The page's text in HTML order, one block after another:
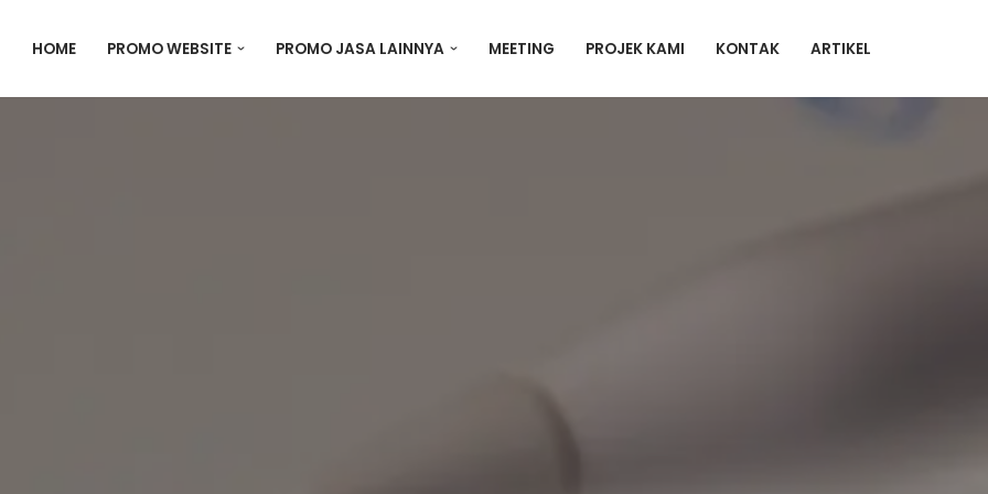
HOME PROMO WEBSITE PROMO JASA LAINNYA MEETING PROJEK KAMI KONTAK ARTIKEL